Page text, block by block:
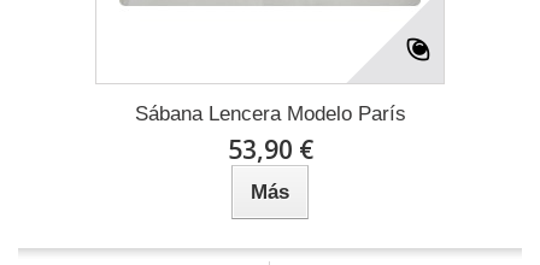
Sábana Lencera Modelo París
53,90 €
Más